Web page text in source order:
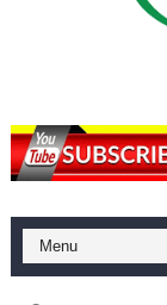
காணாமல்
யாழில்
ஏர்போர்ட்டில்
சீனா
01/11/2021